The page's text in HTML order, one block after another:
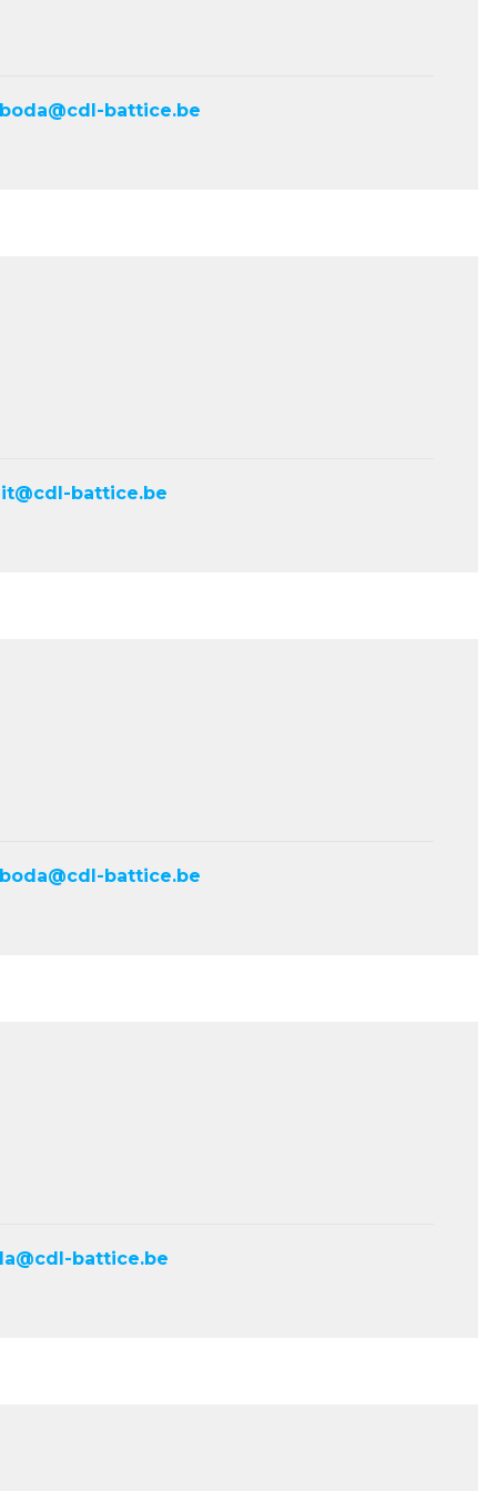
battice.be
battice.be
battice.be
battice.be